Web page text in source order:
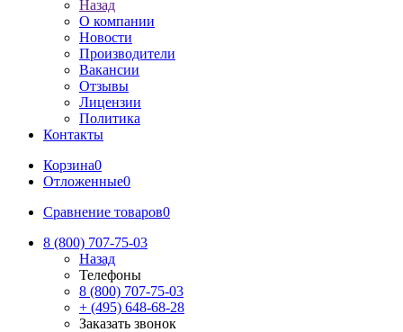
Назад
О компании
Новости
Производители
Вакансии
Отзывы
Лицензии
Политика
Контакты
Корзина0
Отложенные0
Сравнение товаров0
8 (800) 707-75-03
Назад
Телефоны
8 (800) 707-75-03
+ (495) 648-68-28
Заказать звонок